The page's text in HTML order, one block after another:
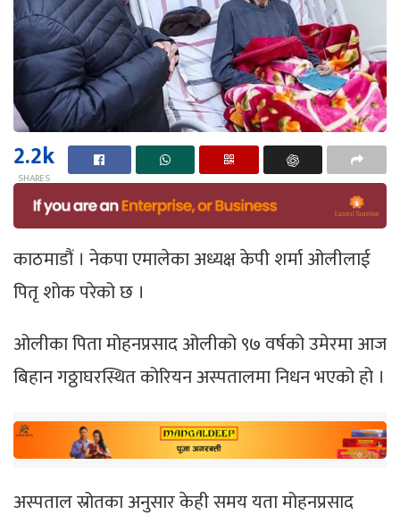
2.2k
SHARES
काठमाडौं । नेकपा एमालेका अध्यक्ष केपी शर्मा ओलीलाई
पितृ शोक परेको छ ।
ओलीका पिता मोहनप्रसाद ओलीको ९७ वर्षको उमेरमा आज
बिहान गठ्ठाघरस्थित कोरियन अस्पतालमा निधन भएको हो ।
अस्पताल स्रोतका अनुसार केही समय यता मोहनप्रसाद